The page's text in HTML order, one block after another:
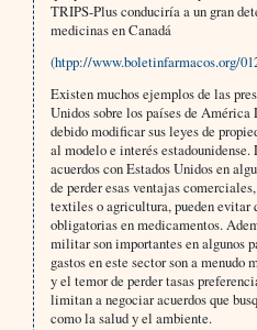
TRIPS-Plus conduciría a un gran
medicinas en Canadá
(htpp://www.boletinfarmacos.org/
Existen muchos ejemplos de las
Unidos sobre los países de
debido modificar sus leyes de
al modelo e interés
acuerdos con Estados Unidos en
de perder esas ventajas
textiles o agricultura, pueden evitar
obligatorias en medicamentos.
militar son importantes en algunos
gastos en este sector son a menudo
y el temor de perder tasas
limitan a negociar acuerdos que
como la salud y el ambiente.